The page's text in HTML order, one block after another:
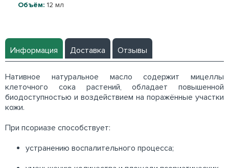
Объём: 12 мл
Информация Доставка Отзывы
Нативное натуральное масло содержит мицеллы
клеточного сока растений, обладает повышенной
биодоступностью и воздействием на поражённые участки
кожи.
При псориазе способствует:
устранению воспалительного процесса;